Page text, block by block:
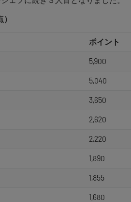
ポイント
5,900
5,040
3,650
2,620
2,220
1,890
1,855
1,680